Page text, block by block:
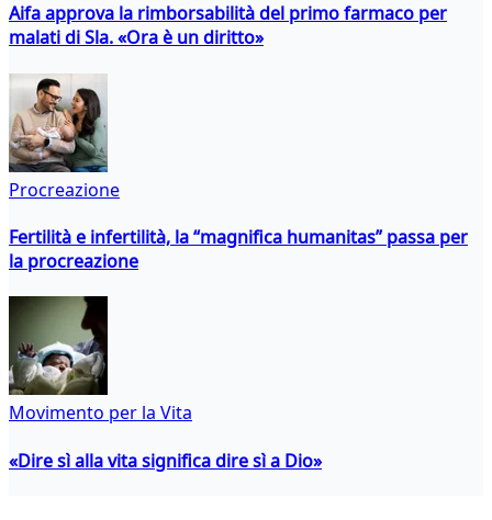
Aifa approva la rimborsabilità del primo farmaco per
malati di Sla. «Ora è un diritto»
Procreazione
Fertilità e infertilità, la “magnifica humanitas” passa per
la procreazione
Movimento per la Vita
«Dire sì alla vita significa dire sì a Dio»